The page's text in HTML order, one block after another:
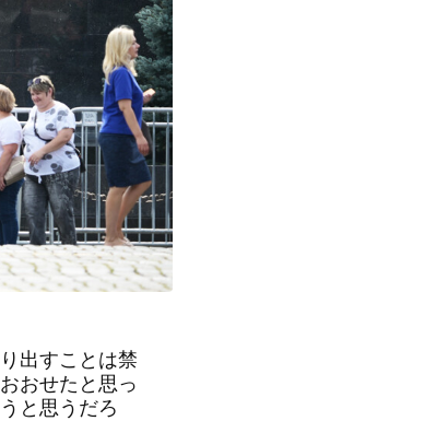
出すことは禁
おせたと思っ
と思うだろ